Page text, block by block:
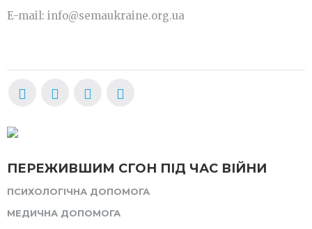
E-mail: info@semaukraine.org.ua
ПЕРЕЖИВШИМ СГОН ПІД ЧАС ВІЙНИ
ПСИХОЛОГІЧНА ДОПОМОГА
МЕДИЧНА ДОПОМОГА